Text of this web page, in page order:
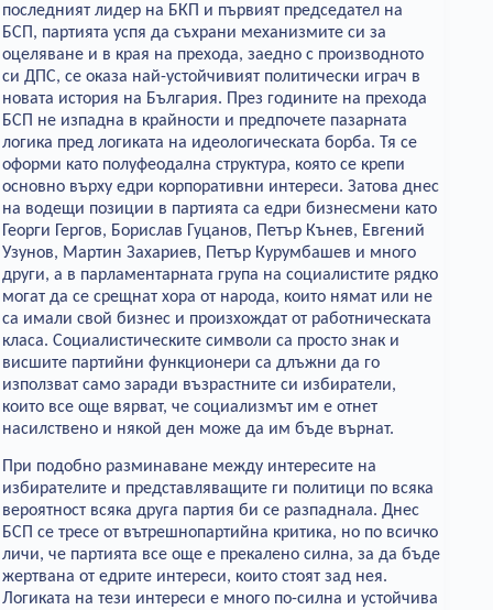
последният лидер на БКП и първият председател на
БСП, партията успя да съхрани механизмите си за
оцеляване и в края на прехода, заедно с производното
си ДПС, се оказа най-устойчивият политически играч в
новата история на България. През годините на прехода
БСП не изпадна в крайности и предпочете пазарната
логика пред логиката на идеологическата борба. Тя се
оформи като полуфеодална структура, която се крепи
основно върху едри корпоративни интереси. Затова днес
на водещи позиции в партията са едри бизнесмени като
Георги Гергов, Борислав Гуцанов, Петър Кънев, Евгений
Узунов, Мартин Захариев, Петър Курумбашев и много
други, а в парламентарната група на социалистите рядко
могат да се срещнат хора от народа, които нямат или не
са имали свой бизнес и произхождат от работническата
класа. Социалистическите символи са просто знак и
висшите партийни функционери са длъжни да го
използват само заради възрастните си избиратели,
които все още вярват, че социализмът им е отнет
насилствено и някой ден може да им бъде върнат.
При подобно разминаване между интересите на
избирателите и представляващите ги политици по всяка
вероятност всяка друга партия би се разпаднала. Днес
БСП се тресе от вътрешнопартийна критика, но по всичко
личи, че партията все още е прекалено силна, за да бъде
жертвана от едрите интереси, които стоят зад нея.
Логиката на тези интереси е много по-силна и устойчива